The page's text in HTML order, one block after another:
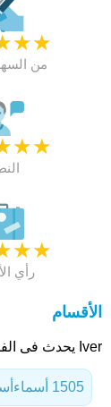
★
★
من
★
★
★
★
رأي
الأقسام
Iver يحدث فى الفئات التالية
1505 أسماء